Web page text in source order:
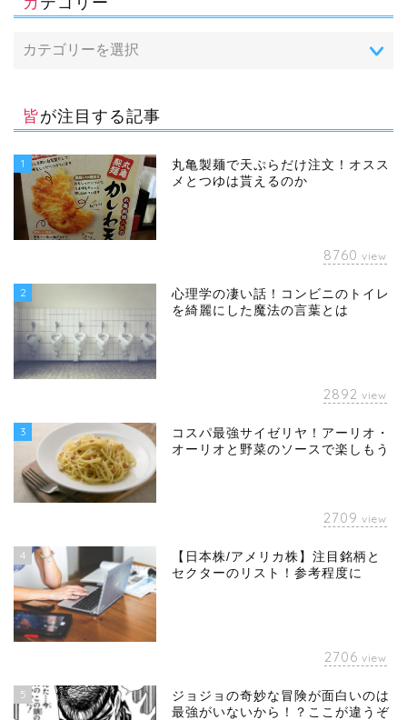
皆が注目する記事
1
丸亀製麺で天ぷらだけ注文！オスス
メとつゆは貰えるのか
8760 view
2
心理学の凄い話！コンビニのトイレ
を綺麗にした魔法の言葉とは
2892 view
3
コスパ最強サイゼリヤ！アーリオ・
オーリオと野菜のソースで楽しもう
2709 view
4
【日本株/アメリカ株】注目銘柄と
セクターのリスト！参考程度に
2706 view
5
ジョジョの奇妙な冒険が面白いのは
最強がいないから！？ここが違うぞ